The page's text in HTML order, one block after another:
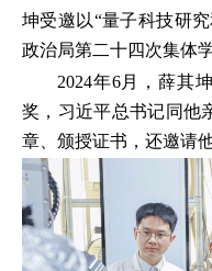
坤受邀以“量子科技研
政治局第二十四次集体
2024年6月，薛其
奖，习近平总书记同他
章、颁授证书，还邀请